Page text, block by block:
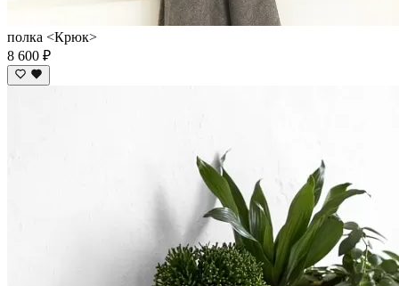
полка <Крюк>
8 600 ₽